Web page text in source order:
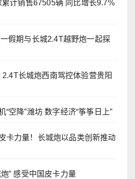
计销售67505辆 同比增长9.7%
假期与长城2.4T越野炮一起探
长城炮西南驾控体验营贵阳
“空降”潍坊 数字经济“筝筝日上”
卡力量！长城炮以品类创新推动
” 感受中国皮卡力量